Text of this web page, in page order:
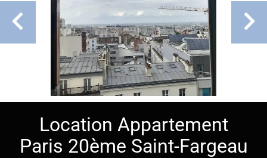
Location Appartement
Paris 20ème Saint-Fargeau